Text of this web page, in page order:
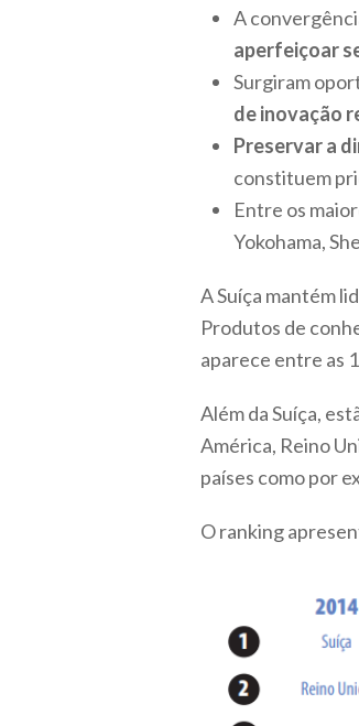
A
aperfeiçoar
Surgiram
de inovação
Preservar a
constituem
Entre os
Yokohama,
A Suíça mantém
Produtos de
aparece entre as
Além da Suíça,
América, Reino
países como por
O ranking